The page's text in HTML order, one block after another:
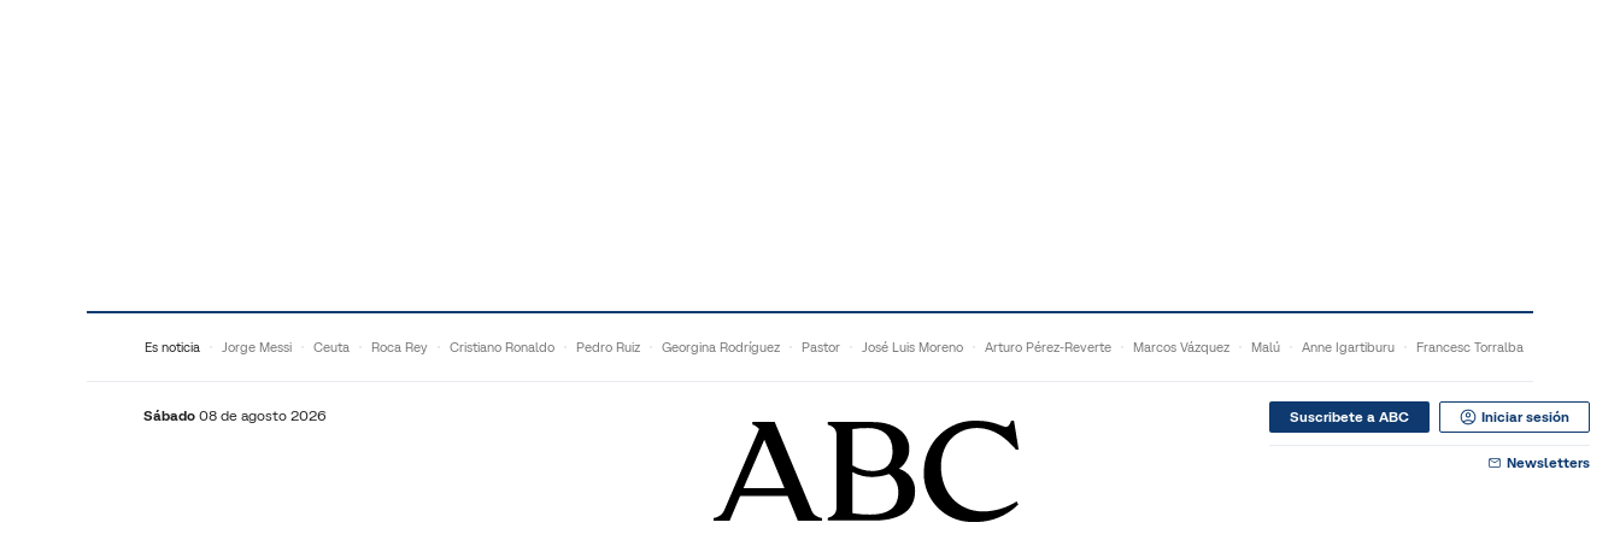
Es noticia Jorge Messi Ceuta Roca Rey Cristiano Ronaldo Pedro Ruiz Georgina Rodríguez Pastor José Luis Moreno Arturo Pérez-Reverte Marcos Vázquez Malú Anne Igartiburu Francesc Torralba
Sábado 08 de agosto 2026 Suscribete a ABC Iniciar sesión
Newsletters